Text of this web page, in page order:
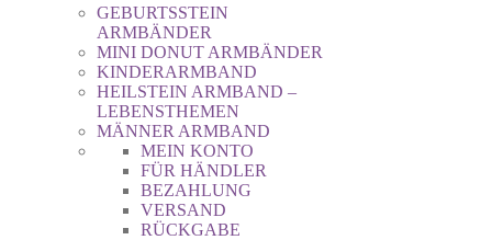
GEBURTSSTEIN
ARMBÄNDER
MINI DONUT ARMBÄNDER
KINDERARMBAND
HEILSTEIN ARMBAND –
LEBENSTHEMEN
MÄNNER ARMBAND
MEIN KONTO
FÜR HÄNDLER
BEZAHLUNG
VERSAND
RÜCKGABE